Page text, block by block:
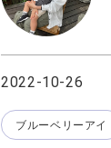
2022-10-26
ブルーベリーアイ